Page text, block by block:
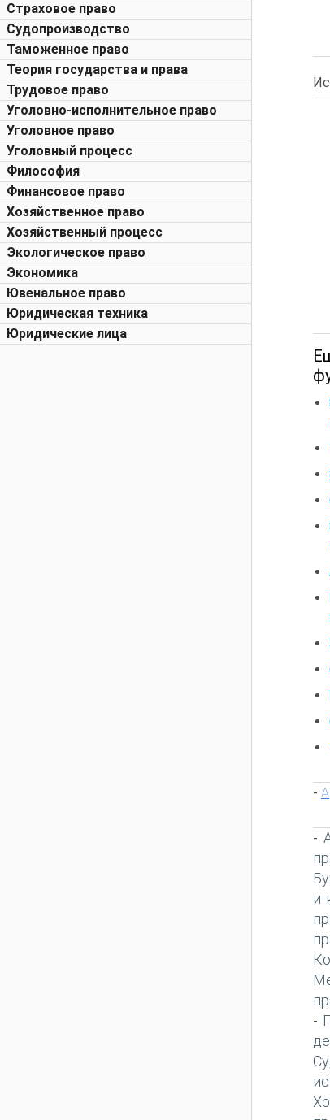
Страховое право
Судопроизводство
Таможенное право
Теория государства и права
Трудовое право
Уголовно-исполнительное право
Уголовное право
Уголовный процесс
Философия
Финансовое право
Хозяйственное право
Хозяйственный процесс
Экологическое право
Экономика
Ювенальное право
Юридическая техника
Юридические лица
-
-
и
-